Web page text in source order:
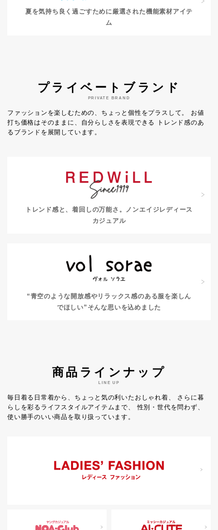
夏を気持ち良く過ごすために 厳選された機能素材アイテ
ム
プライベートブランド
PRIVATE BRAND
ファッションを楽しむための、ちょっと個性をプラスして。
お値
打ち価格はそのままに、自分らしさを表現できる
トレンド感のあ
るブランドを展開しています。
トレンド感と、着回しの万能さ。
ノンエイジレディース
カジュアル
“青空のような開放感やリラックス感のある服を楽しん
でほしい” そんな思いを込めました
商品ラインナップ
LINE UP
毎日着る日常着から、ちょっと気の利いたおしゃれ着、
さらに暮
らしを彩るライフスタイルアイテムまで、
性別・世代を問わず、
使い勝手のいい商品を取り扱っています。